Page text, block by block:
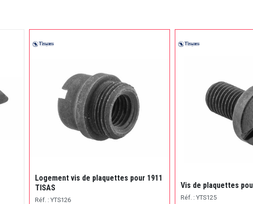
Logement vis de plaquettes pour 1911
TISAS
Réf. : YTS126
Vis de plaquettes
Réf. : YTS125